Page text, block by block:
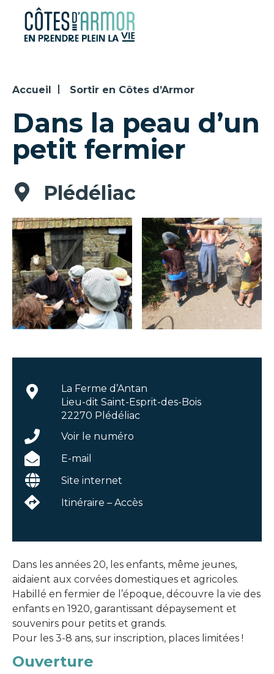
Panneau de gestion des cookies
Accueil Sortir en Côtes d’Armor
Dans la peau d’un
petit fermier
Plédéliac
Dans les années 20, les enfants, même jeunes,
aidaient aux corvées domestiques et agricoles.
Habillé en fermier de l’époque, découvre la vie des
enfants en 1920, garantissant dépaysement et
souvenirs pour petits et grands.
Pour les 3-8 ans, sur inscription, places limitées !
Ouverture
La Ferme d’Antan
Lieu-dit Saint-Esprit-des-Bois
22270 Plédéliac
Voir le numéro
E-mail
Site internet
Itinéraire – Accès